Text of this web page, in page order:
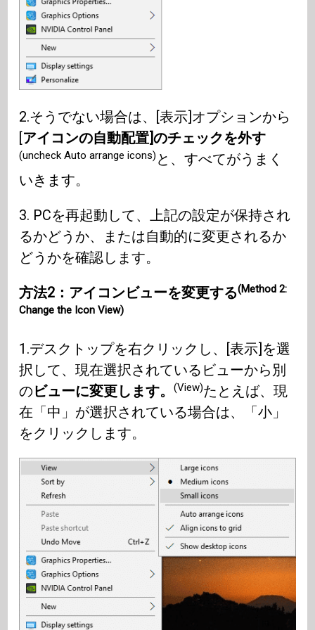
2.そうでない場合は、[表示]オプションから
[アイコンの自動配置]のチェックを外す
(uncheck Auto arrange icons) と、すべてがうまく
いきます。
3. PCを再起動して、上記の設定が保持され
るかどうか、または自動的に変更されるか
どうかを確認します。
方法2：アイコンビューを変更する(Method 2:
Change the Icon View)
1.デスクトップを右クリックし、[表示]を選
択して、現在選択されているビューから別
のビューに変更します。(View)たとえば、現
在「中」が選択されている場合は、「小」
をクリックします。